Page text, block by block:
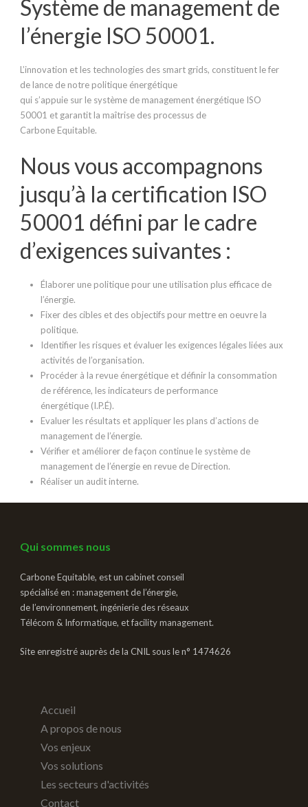
Système de management de
l’énergie ISO 50001.
L’innovation et les technologies des smart grids, constituent le fer
de lance de notre politique énergétique
qui s’appuie sur le système de management énergétique ISO
50001 et garantit la maîtrise des processus de
Carbone Equitable.
Nous vous accompagnons
jusqu’à la certification ISO
50001 défini par le cadre
d’exigences suivantes :
Élaborer une politique pour une utilisation plus efficace de
l’énergie.
Fixer des cibles et des objectifs pour mettre en oeuvre la
politique.
Identifier les risques et évaluer les exigences légales liées aux
activités de l’organisation.
Procéder à la revue énergétique et définir la consommation
de référence, les indicateurs de performance
énergétique (I.P.É).
Evaluer les résultats et appliquer les plans d’actions de
management de l’énergie.
Vérifier et améliorer de façon continue le système de
management de l’énergie en revue de Direction.
Réaliser un audit interne.
Qui sommes nous
Carbone Equitable, est un cabinet conseil
spécialisé en : management de l’énergie,
de l’environnement, ingénierie des réseaux
Télécom & Informatique, et facility management.
Site enregistré auprès de la CNIL sous le n° 1474626
Accueil
A propos de nous
Vos enjeux
Vos solutions
Les secteurs d'activités
Contact